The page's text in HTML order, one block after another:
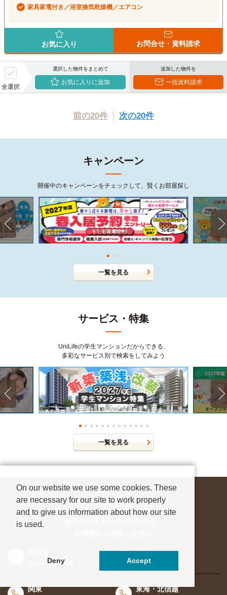
家具家電付き／浴室換気乾燥機／エアコン
お気に入り お問合せ・資料請求
全選択
選択した物件をまとめて
お気に入りに追加
追加した物件を
一括資料請求
前の20件 次の20件
キャンペーン
開催中のキャンペーンをチェックして、賢くお部屋探し
一覧を見る
サービス・特集
UniLifeの学生マンションだからできる、
多彩なサービス別で検索をしてみよう
一覧を見る
お問合せ
0120-912-816
東北
0120-956-543
関東 東海・北信越
On our website we use some cookies. These
are necessary for our site to work properly
and to give us information about how our site
is used.
Deny Accept